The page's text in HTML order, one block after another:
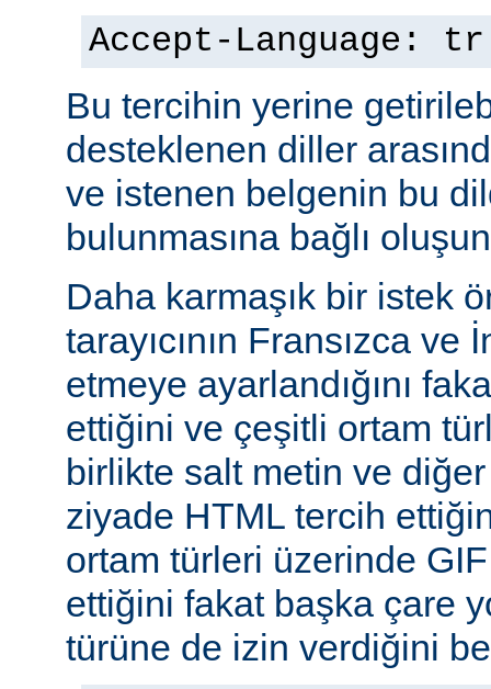
Accept-Language: tr
Bu tercihin yerine
desteklenen diller
ve istenen belgenin bu
bulunmasına bağlı
Daha karmaşık bir istek
tarayıcının Fransızca
etmeye ayarlandığını
ettiğini ve çeşitli ortam
birlikte salt metin ve
ziyade HTML tercih
ortam türleri üzerinde
ettiğini fakat başka çare
türüne de izin verdiğini